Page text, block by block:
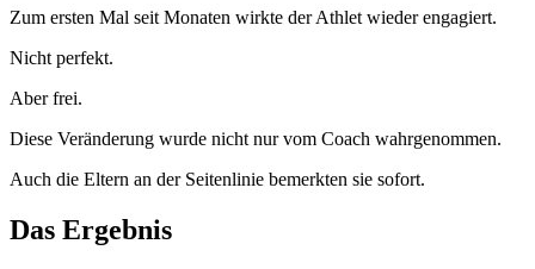
Zum ersten Mal seit Monaten wirkte der Athlet wieder engagiert.
Nicht perfekt.
Aber frei.
Diese Veränderung wurde nicht nur vom Coach wahrgenommen.
Auch die Eltern an der Seitenlinie bemerkten sie sofort.
Das Ergebnis